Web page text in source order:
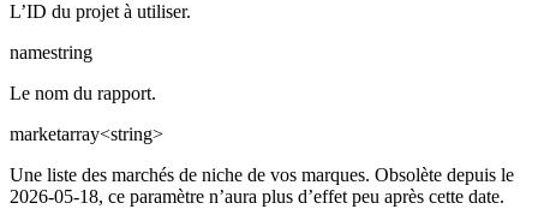
L’ID du projet à utiliser.
namestring
Le nom du rapport.
marketarray<string>
Une liste des marchés de niche de vos marques. Obsolète depuis le
2026-05-18, ce paramètre n’aura plus d’effet peu après cette date.